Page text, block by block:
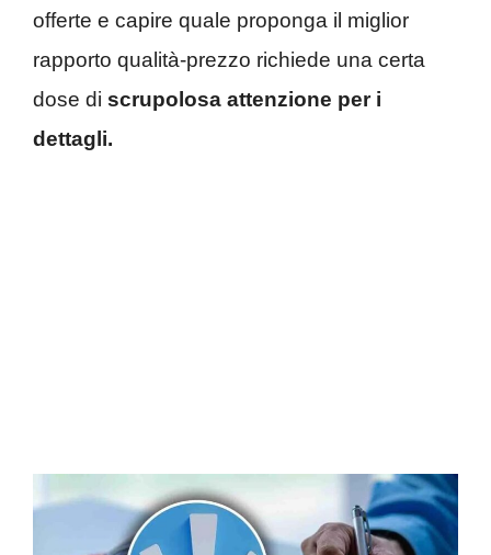
offerte e capire quale proponga il miglior
rapporto qualità-prezzo richiede una certa
dose di scrupolosa attenzione per i
dettagli.